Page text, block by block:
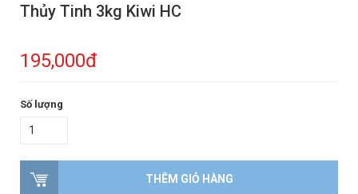
Thủy Tinh 3kg Kiwi HC
195,000đ
Số lượng
THÊM GIỎ HÀNG